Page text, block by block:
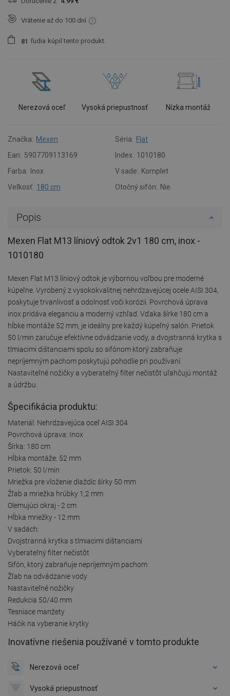
Vrátenie až do 100 dní
81 ľudia kúpil tento produkt.
Nerezová oceľ Vysoká priepustnosť Nízka montáž
Značka: Mexen Séria: Flat
Ean: 5907709113169 Index: 1010180
Farba:
Inox V sade: Komplet
Veľkosť: 180 cm Otočný sifón: Nie
Popis
Mexen Flat M13 líniový odtok 2v1 180 cm, inox -
1010180
Mexen Flat M13 líniový odtok je výbornou voľbou pre moderné
kúpeľne. Vyrobený z vysokokvalitnej nehrdzavejúcej ocele AISI 304,
poskytuje trvanlivosť a odolnosť voči korózii. Povrchová úprava
inox pridáva eleganciu a moderný vzhľad. Vďaka šírke 180 cm a
hĺbke montáže 52 mm, je ideálny pre každý kúpeľný salón. Prietok
50 l/min zaručuje efektívne odvádzanie vody, a dvojstranná krytka s
tlmiacimi dištanciami spolu so sifónom ktorý zabraňuje
nepríjemným pachom poskytujú pohodlie pri používaní.
Nastaviteľné nožičky a vyberateľný filter nečistôt uľahčujú montáž
a údržbu.
Špecifikácia produktu:
Materiál: Nehrdzavejúca oceľ AISI 304
Povrchová úprava: Inox
Šírka: 180 cm
Hĺbka montáže: 52 mm
Prietok: 50 l/min
Mriežka pre vloženie dlaždíc šírky 50 mm
Žľab a mriežka hrúbky 1,2 mm
Olemujúci okraj - 2 cm
Hĺbka mriežky - 12 mm
V sadách:
Dvojstranná krytka s tlmiacimi dištanciami
Vyberateľný filter nečistôt
Sifón, ktorý zabraňuje nepríjemným pachom
Žľab na odvádzanie vody
Nastaviteľné nožičky
Redukcia 50/40 mm
Tesniace manžety
Háčik na vyberanie krytky
Inovatívne riešenia používané v tomto produkte
Nerezová oceľ
Vysoká priepustnosť